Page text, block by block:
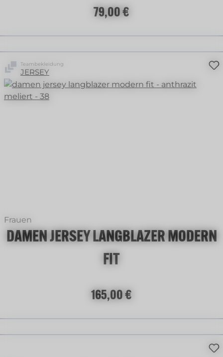
Regulärer Preis:
79,00 €
Teambekleidung
JERSEY
Frauen
DAMEN JERSEY LANGBLAZER MODERN
FIT
Regulärer Preis:
165,00 €